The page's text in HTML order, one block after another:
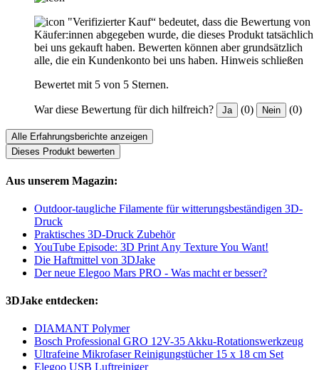
"Verifizierter Kauf“ bedeutet, dass die Bewertung von
Käufer:innen abgegeben wurde, die dieses Produkt tatsächlich
bei uns gekauft haben. Bewerten können aber grundsätzlich
alle, die ein Kundenkonto bei uns haben. Hinweis schließen
Bewertet mit 5 von 5 Sternen.
War diese Bewertung für dich hilfreich? Ja (0) Nein (0)
Alle Erfahrungsberichte anzeigen
Dieses Produkt bewerten
Aus unserem Magazin:
Outdoor-taugliche Filamente für witterungsbeständigen 3D-
Druck
Praktisches 3D-Druck Zubehör
YouTube Episode: 3D Print Any Texture You Want!
Die Haftmittel von 3DJake
Der neue Elegoo Mars PRO - Was macht er besser?
3DJake entdecken:
DIAMANT Polymer
Bosch Professional GRO 12V-35 Akku-Rotationswerkzeug
Ultrafeine Mikrofaser Reinigungstücher 15 x 18 cm Set
Elegoo USB Luftreiniger